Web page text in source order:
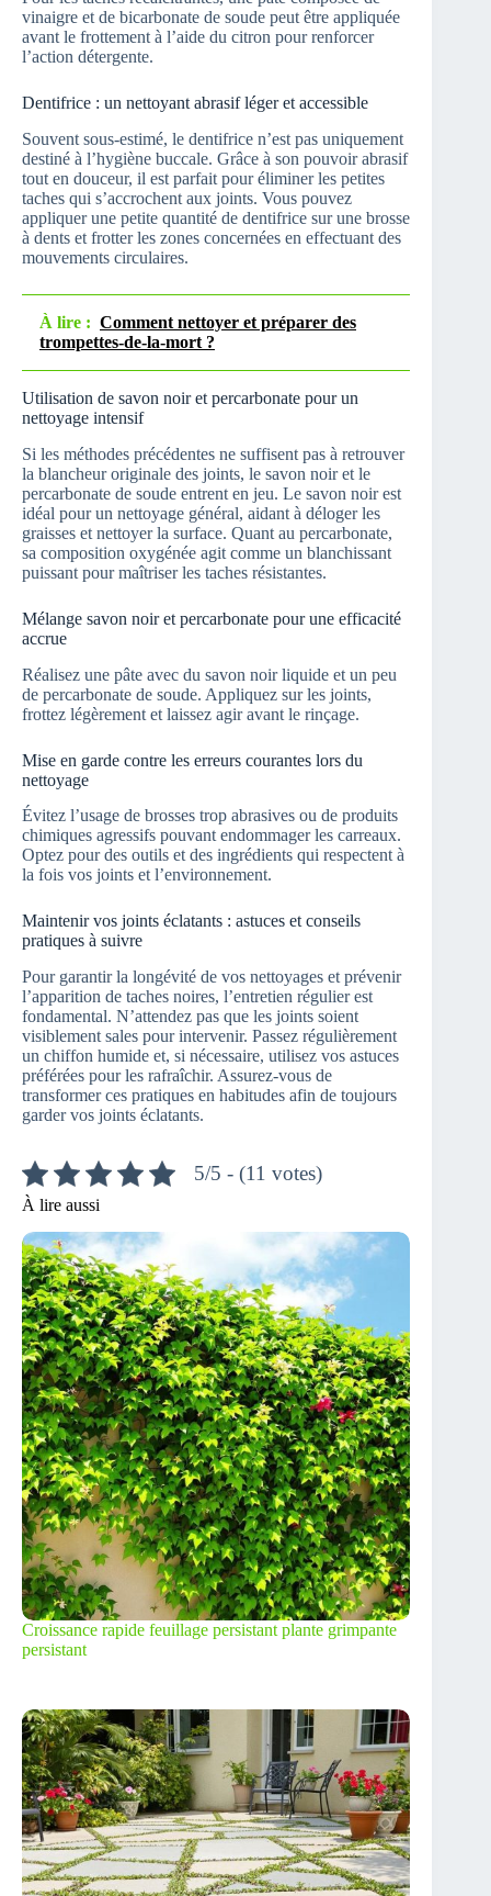
vinaigre et de bicarbonate de soude peut être appliquée
avant le frottement à l’aide du citron pour renforcer
l’action détergente.
Dentifrice : un nettoyant abrasif léger et accessible
Souvent sous-estimé, le dentifrice n’est pas uniquement
destiné à l’hygiène buccale. Grâce à son pouvoir abrasif
tout en douceur, il est parfait pour éliminer les petites
taches qui s’accrochent aux joints. Vous pouvez
appliquer une petite quantité de dentifrice sur une brosse
à dents et frotter les zones concernées en effectuant des
mouvements circulaires.
À lire : Comment nettoyer et préparer des
trompettes-de-la-mort ?
Utilisation de savon noir et percarbonate pour un
nettoyage intensif
Si les méthodes précédentes ne suffisent pas à retrouver
la blancheur originale des joints, le savon noir et le
percarbonate de soude entrent en jeu. Le savon noir est
idéal pour un nettoyage général, aidant à déloger les
graisses et nettoyer la surface. Quant au percarbonate,
sa composition oxygénée agit comme un blanchissant
puissant pour maîtriser les taches résistantes.
Mélange savon noir et percarbonate pour une efficacité
accrue
Réalisez une pâte avec du savon noir liquide et un peu
de percarbonate de soude. Appliquez sur les joints,
frottez légèrement et laissez agir avant le rinçage.
Mise en garde contre les erreurs courantes lors du
nettoyage
Évitez l’usage de brosses trop abrasives ou de produits
chimiques agressifs pouvant endommager les carreaux.
Optez pour des outils et des ingrédients qui respectent à
la fois vos joints et l’environnement.
Maintenir vos joints éclatants : astuces et conseils
pratiques à suivre
Pour garantir la longévité de vos nettoyages et prévenir
l’apparition de taches noires, l’entretien régulier est
fondamental. N’attendez pas que les joints soient
visiblement sales pour intervenir. Passez régulièrement
un chiffon humide et, si nécessaire, utilisez vos astuces
préférées pour les rafraîchir. Assurez-vous de
transformer ces pratiques en habitudes afin de toujours
garder vos joints éclatants.
5/5 - (11 votes)
À lire aussi
Croissance rapide feuillage persistant plante grimpante
persistant